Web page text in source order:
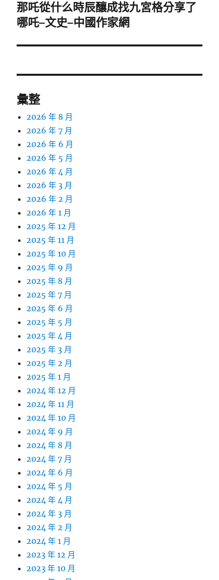
下
一
文
那吒從什么時辰釀成找九宮格分享了
哪吒–文史–中國作家網
彙整
2026 年 8 月
2026 年 7 月
2026 年 6 月
2026 年 5 月
2026 年 4 月
2026 年 3 月
2026 年 2 月
2026 年 1 月
2025 年 12 月
2025 年 11 月
2025 年 10 月
2025 年 9 月
2025 年 8 月
2025 年 7 月
2025 年 6 月
2025 年 5 月
2025 年 4 月
2025 年 3 月
2025 年 2 月
2025 年 1 月
2024 年 12 月
2024 年 11 月
2024 年 10 月
2024 年 9 月
2024 年 8 月
2024 年 7 月
2024 年 6 月
2024 年 5 月
2024 年 4 月
2024 年 3 月
2024 年 2 月
2024 年 1 月
2023 年 12 月
2023 年 10 月